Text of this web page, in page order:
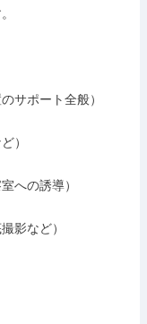
サポート全般）
）
への誘導）
影など）